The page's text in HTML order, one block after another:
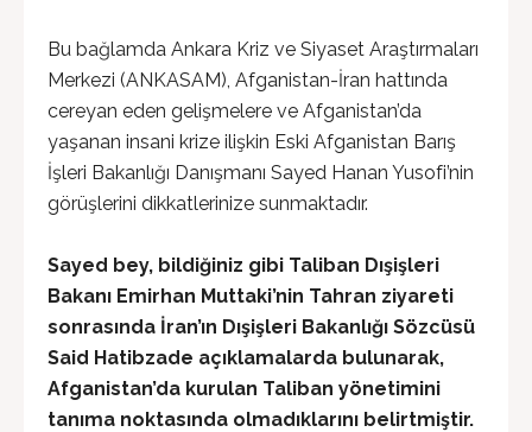
Bu bağlamda Ankara Kriz ve Siyaset Araştırmaları
Merkezi (ANKASAM), Afganistan-İran hattında
cereyan eden gelişmelere ve Afganistan’da
yaşanan insani krize ilişkin Eski Afganistan Barış
İşleri Bakanlığı Danışmanı Sayed Hanan Yusofi’nin
görüşlerini dikkatlerinize sunmaktadır.
Sayed bey, bildiğiniz gibi Taliban Dışişleri
Bakanı Emirhan Muttaki’nin Tahran ziyareti
sonrasında İran’ın Dışişleri Bakanlığı Sözcüsü
Said Hatibzade açıklamalarda bulunarak,
Afganistan’da kurulan Taliban yönetimini
tanıma noktasında olmadıklarını belirtmiştir.